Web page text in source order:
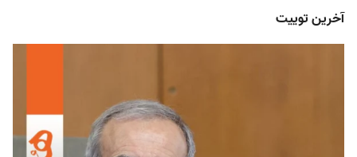
آخرین توییت